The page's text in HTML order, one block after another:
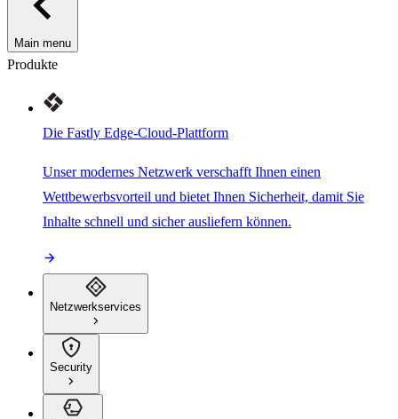
Main menu
Produkte
Die Fastly Edge-Cloud-Plattform
Unser modernes Netzwerk verschafft Ihnen einen
Wettbewerbsvorteil und bietet Ihnen Sicherheit, damit Sie
Inhalte schnell und sicher ausliefern können.
Netzwerkservices
Security